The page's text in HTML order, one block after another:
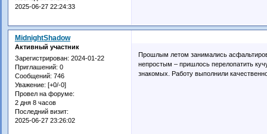
2025-06-27 22:24:33
MidnightShadow
Активный участник
Зарегистрирован: 2024-01-22
Приглашений: 0
Сообщений: 746
Уважение: [+0/-0]
Провел на форуме:
2 дня 8 часов
Последний визит:
2025-06-27 23:26:02
Прошлым летом занимались
непростым – пришлось перелопатить
знакомых. Работу выполнили